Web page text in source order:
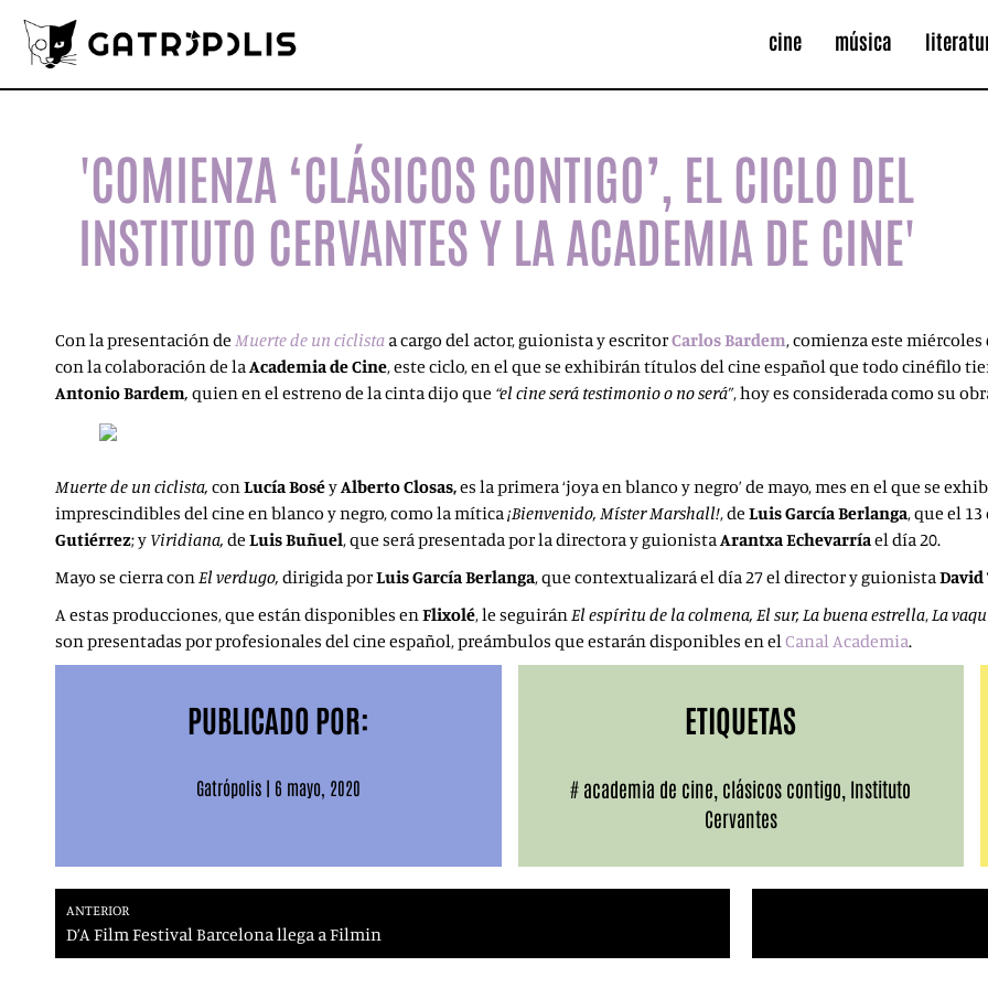
cine música
'COMIENZA ‘CLÁSICOS CONTIGO’, EL CICLO DEL
INSTITUTO CERVANTES Y LA ACADEMIA DE CINE'
Con la presentación de Muerte de un ciclista a cargo del actor, guionista y escritorCarlos Bardem, comienza este miércoles
con la colaboración de laAcademia de Cine, este ciclo, en el que se exhibirán títulos del cine español que todo cinéfilo
Antonio Bardem, quien en el estreno de la cinta dijo que “el cine será testimonio o no será”, hoy es considerada como su
Muerte de un ciclista, conLucía BoséyAlberto Closas,es la primera ‘joya en blanco y negro’ de mayo, mes en el que se
imprescindibles del cine en blanco y negro, como la mítica¡Bienvenido, Míster Marshall!, de Luis García Berlanga, que el
Gutiérrez; y Viridiana, de Luis Buñuel, que será presentada por la directora y guionistaArantxa Echevarríael día 20.
Mayo se cierra conEl verdugo, dirigida porLuis García Berlanga, que contextualizará el día 27 el director y guionista
A estas producciones, que están disponibles enFlixolé, le seguiránEl espíritu de la colmena, El sur, La buena estrella,La
son presentadas por profesionales del cine español, preámbulos que estarán disponibles en elCanal Academia.
PUBLICADO POR:
Gatrópolis | 6 mayo, 2020
ETIQUETAS
# academia de cine clásicos contigo Instituto
Cervantes
ANTERIOR
D’A Film Festival Barcelona llega a Filmin